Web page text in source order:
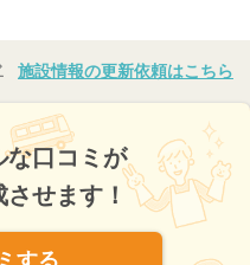
施設情報の更新依頼はこちら
な口コミが
せます！